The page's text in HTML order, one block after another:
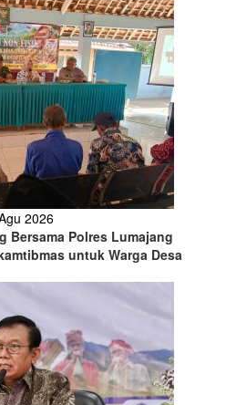
2026
Bersama Polres Lumajang
untuk Warga Desa